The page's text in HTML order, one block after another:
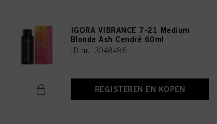
IGORA VIBRANCE 7-21 Medium
Blonde Ash Cendré 60ml
ID-nr. 3048496
REGISTEREN EN KOPEN